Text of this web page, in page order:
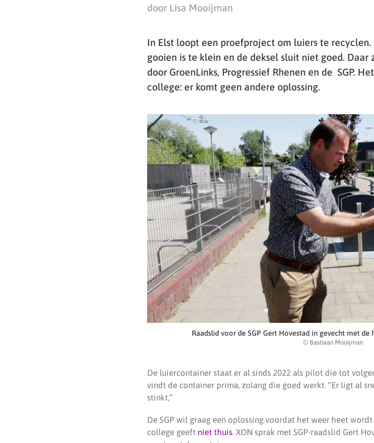
door Lisa Mooijman
In Elst loopt een proefproject om luiers te
gooien is te klein en de deksel sluit niet goed. Daar
door GroenLinks, Progressief Rhenen en de SGP.
college: er komt geen andere oplossing.
Raadslid voor de SGP Gert Hovestad in gevecht met
© Bastiaan Mooijman
De luiercontainer staat er al sinds 2022 als pilot die tot
vindt de container prima, zolang die goed werkt. “Er ligt al
stinkt,”
De SGP wil graag een oplossing voordat het weer heet
college geeft niet thuis. XON sprak met SGP-raadslid Gert